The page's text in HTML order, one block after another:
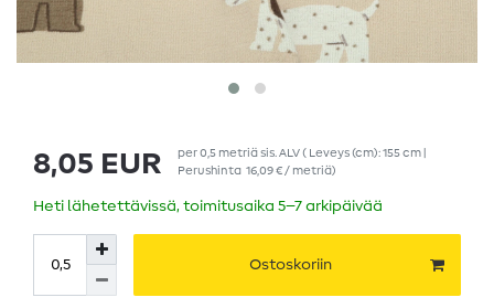
8,05 EUR per0,5 metriäsis. ALV( Leveys (cm): 155 cm |
Perushinta 16,09 € / metriä)
Heti lähetettävissä, toimitusaika 5–7 arkipäivää
Ostoskoriin